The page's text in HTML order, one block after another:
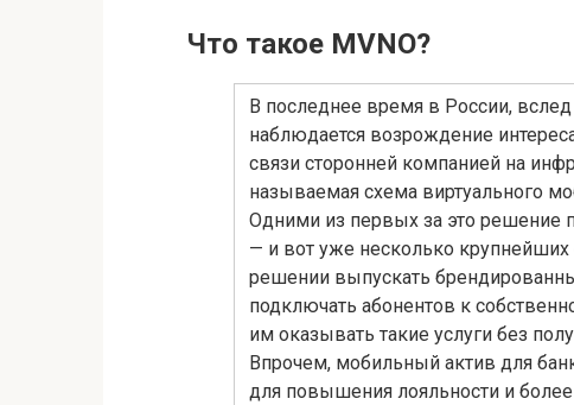
Что такое MVNO?
В последнее время в России,
наблюдается возрождение
связи сторонней компанией на
называемая схема виртуального
Одними из первых за это решение
— и вот уже несколько
решении выпускать
подключать абонентов к
им оказывать такие услуги без
Впрочем, мобильный актив для
для повышения лояльности и